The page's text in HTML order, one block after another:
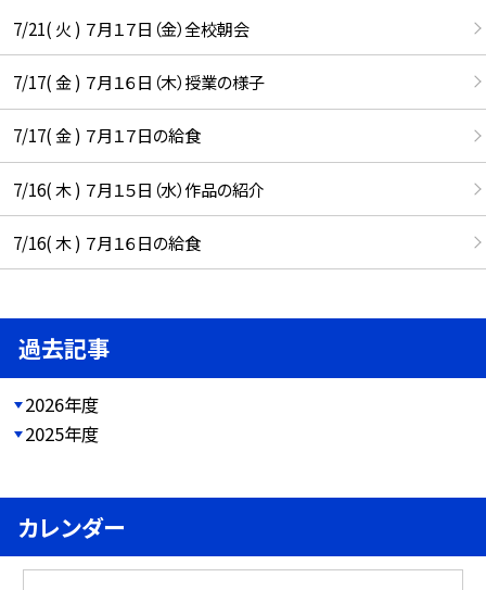
7/21( 火 ) ７月１７日（金）全校朝会
7/17( 金 ) ７月１６日（木）授業の様子
7/17( 金 ) ７月１７日の給食
7/16( 木 ) ７月１５日（水）作品の紹介
7/16( 木 ) ７月１６日の給食
過去記事
2026年度
2025年度
カレンダー